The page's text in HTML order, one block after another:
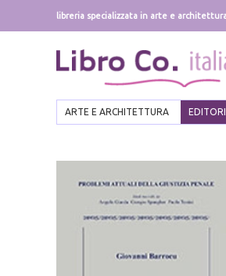
libreria specializzata in arte e
ARTE E ARCHITETTURA